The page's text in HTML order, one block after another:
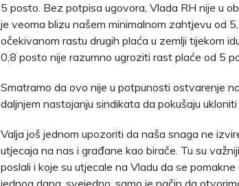
5 posto. Bez potpisa ugovora, Vlada RH nije u
je veoma blizu našem minimalnom zahtjevu od
očekivanom rastu drugih plaća u zemlji tijekom
0,8 posto nije razumno ugroziti rast plaće od 5
Smatramo da ovo nije u potpunosti ostvarenje
daljnjem nastojanju sindikata da pokušaju
Valja još jednom upozoriti da naša snaga ne
utjecaja na nas i građane kao birače. Tu su
poslali i koje su utjecale na Vladu da se
jednog dana, svejedno, samo je način da